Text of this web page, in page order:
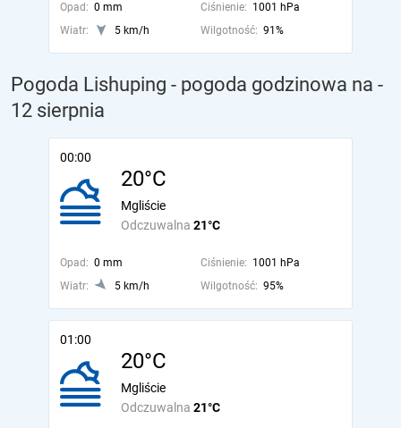
Opad: 0 mm Ciśnienie: 1001 hPa
Wiatr:
5 km/h Wilgotność: 91%
Pogoda Lishuping - pogoda godzinowa na -
12 sierpnia
00:00
20°C
Odczuwalna 21°C
Mgliście
Opad: 0 mm Ciśnienie: 1001 hPa
Wiatr:
5 km/h Wilgotność: 95%
01:00
20°C
Odczuwalna 21°C
Mgliście